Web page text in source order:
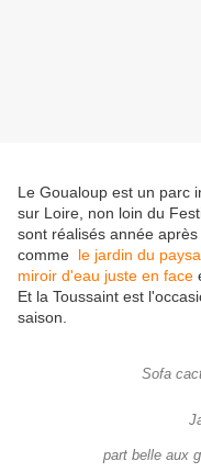
Le Goualoup est un parc
sur Loire, non loin du
sont réalisés année
comme le jardin du
miroir d'eau juste en face
Et la Toussaint est
saison.
Sofa
part belle aux